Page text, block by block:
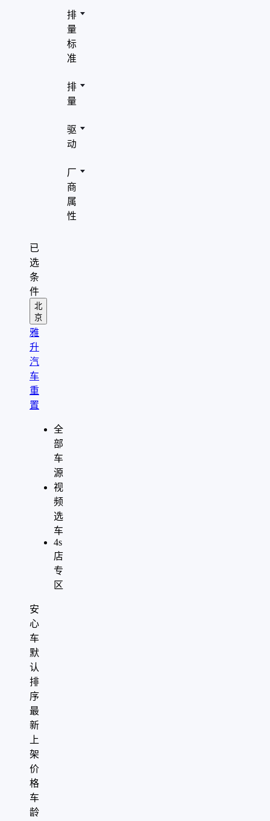
role="presentation"/>
沃尔沃
" aria-hidden="true"
role="presentation"/>
领克
排
量
标
准
排
量
驱
动
厂
商
属
性
已
选
条
件
北
京
雅
升
汽
车
重
置
全
部
车
源
视
频
选
车
4s
店
专
区
安
心
车
默
认
排
序
最
新
上
架
价
格
车
龄